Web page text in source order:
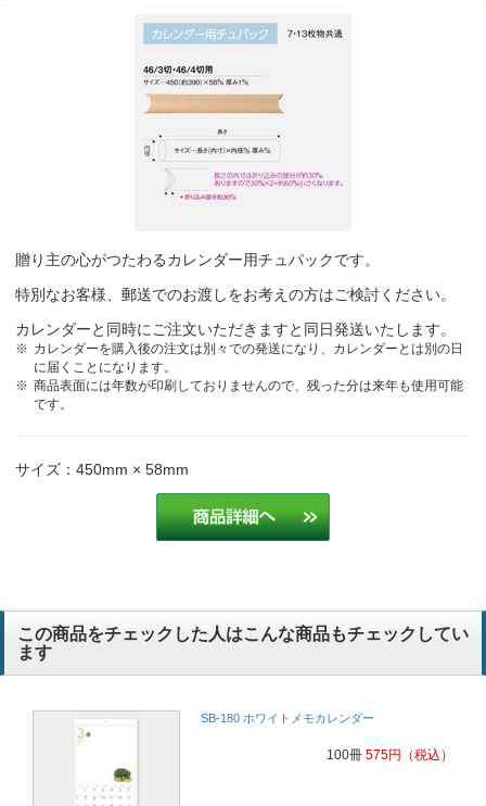
贈り主の心がつたわるカレンダー用チュパックです。
特別なお客様、郵送でのお渡しをお考えの方はご検討ください。
カレンダーと同時にご注文いただきますと同日発送いたします。
カレンダーを購入後の注文は別々での発送になり、カレンダーとは別の日
に届くことになります。
商品表面には年数が印刷しておりませんので、残った分は来年も使用可能
です。
サイズ：450mm × 58mm
この商品をチェックした人はこんな商品もチェックしてい
ます
SB-180 ホワイトメモカレンダー
100冊 575円 （税込）